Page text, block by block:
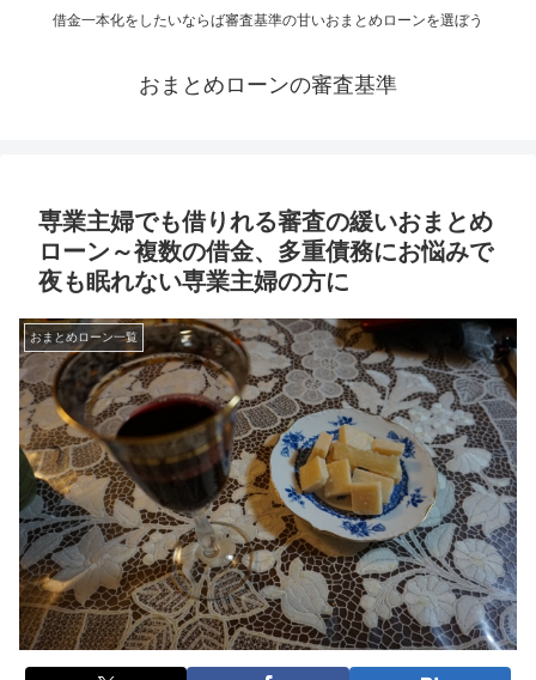
借金一本化をしたいならば審査基準の甘いおまとめローンを選ぼう
おまとめローンの審査基準
専業主婦でも借りれる審査の緩いおまとめ
ローン～複数の借金、多重債務にお悩みで
夜も眠れない専業主婦の方に
おまとめローン一覧